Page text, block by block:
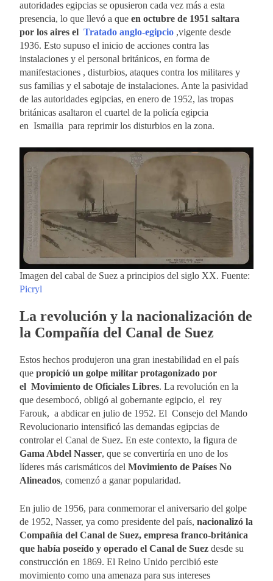
autoridades egipcias se opusieron cada vez más a esta
presencia, lo que llevó a que en octubre de 1951 saltara
por los aires el Tratado anglo-egipcio ,vigente desde
1936. Esto supuso el inicio de acciones contra las
instalaciones y el personal británicos, en forma de
manifestaciones , disturbios, ataques contra los militares y
sus familias y el sabotaje de instalaciones. Ante la pasividad
de las autoridades egipcias, en enero de 1952, las tropas
británicas asaltaron el cuartel de la policía egipcia
en Ismailia para reprimir los disturbios en la zona.
Imagen del cabal de Suez a principios del siglo XX. Fuente:
Picryl
La revolución y la nacionalización de
la Compañía del Canal de Suez
Estos hechos produjeron una gran inestabilidad en el país
que propició un golpe militar protagonizado por
el Movimiento de Oficiales Libres. La revolución en la
que desembocó, obligó al gobernante egipcio, el rey
Farouk, a abdicar en julio de 1952. El Consejo del Mando
Revolucionario intensificó las demandas egipcias de
controlar el Canal de Suez. En este contexto, la figura de
Gama Abdel Nasser, que se convertiría en uno de los
líderes más carismáticos del Movimiento de Países No
Alineados, comenzó a ganar popularidad.
En julio de 1956, para conmemorar el aniversario del golpe
de 1952, Nasser, ya como presidente del país, nacionalizó la
Compañía del Canal de Suez, empresa franco-británica
que había poseído y operado el Canal de Suez desde su
construcción en 1869. El Reino Unido percibió este
movimiento como una amenaza para sus intereses